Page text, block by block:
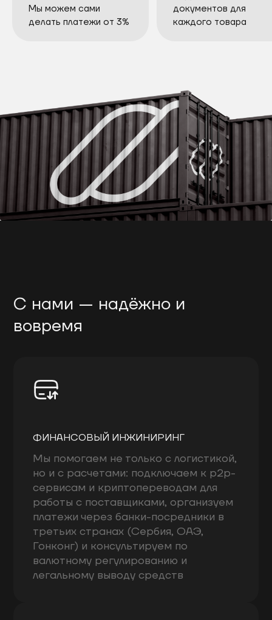
Мы можем сами
делать платежи от 3%
документов для
каждого товара
С нами — надёжно и
вовремя
ФИНАНСОВЫЙ ИНЖИНИРИНГ
Мы помогаем не только с логистикой,
но и с расчетами: подключаем к p2p-
сервисам и криптопереводам для
работы с поставщиками, организуем
платежи через банки-посредники в
третьих странах (Сербия, ОАЭ,
Гонконг) и консультируем по
валютному регулированию и
легальному выводу средств